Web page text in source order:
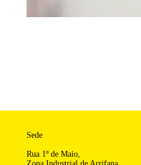
Sede
Rua 1º de Maio,